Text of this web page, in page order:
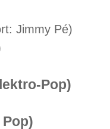
Jimmy Pé)
Pop)